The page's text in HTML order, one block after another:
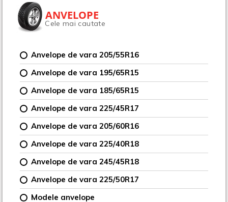
ANVELOPE
Cele mai cautate
Anvelope de vara 205/55R16
Anvelope de vara 195/65R15
Anvelope de vara 185/65R15
Anvelope de vara 225/45R17
Anvelope de vara 205/60R16
Anvelope de vara 225/40R18
Anvelope de vara 245/45R18
Anvelope de vara 225/50R17
Modele anvelope